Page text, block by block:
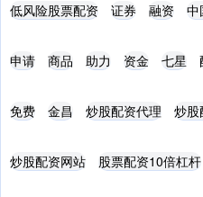
低风险股票配资 证券 融资 中
申请 商品 助力 资金 七星
免费 金昌 炒股配资代理 炒股
炒股配资网站 股票配资10倍杠杆